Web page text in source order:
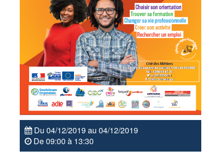
Du 04/12/2019 au 04/12/2019
De 09:00 à 13:30